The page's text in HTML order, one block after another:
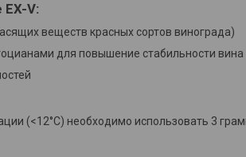
V:
веществ красных сортов винограда)
для повышение стабильности вина
(<12°C) необходимо использовать 3